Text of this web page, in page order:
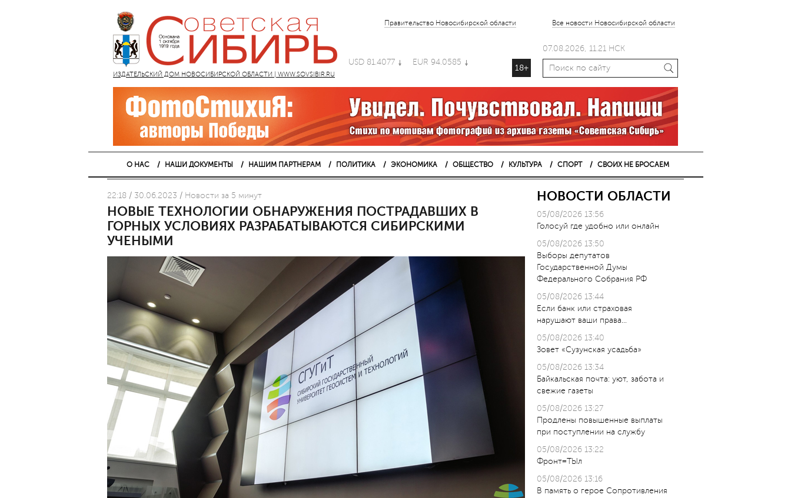
ИЗДАТЕЛЬСКИЙ ДОМ НОВОСИБИРСКОЙ ОБЛАСТИ | WWW.SOVSIBIR.RU
Правительство Новосибирской области Все новости Новосибирской области
USD 81.4077 EUR 94.0585
18+
07.08.2026, 11.21 НСК
О НАС НАШИ ДОКУМЕНТЫ НАШИМ ПАРТНЕРАМ ПОЛИТИКА ЭКОНОМИКА ОБЩЕСТВО КУЛЬТУРА СПОРТ СВОИХ НЕ БРОСАЕМ
22:18 / 30.06.2023 / Новости за 5 минут
НОВЫЕ ТЕХНОЛОГИИ ОБНАРУЖЕНИЯ ПОСТРАДАВШИХ В
ГОРНЫХ УСЛОВИЯХ РАЗРАБАТЫВАЮТСЯ СИБИРСКИМИ
УЧЕНЫМИ
НОВОСТИ ОБЛАСТИ
05/08/2026 13:56
Голосуй где удобно или онлайн
05/08/2026 13:50
Выборы депутатов
Государственной Думы
Федерального Собрания РФ
05/08/2026 13:44
Если банк или страховая
нарушают ваши права…
05/08/2026 13:40
Зовет «Сузунская усадьба»
05/08/2026 13:34
Байкальская почта: уют, забота и
свежие газеты
05/08/2026 13:27
Продлены повышенные выплаты
при поступлении на службу
05/08/2026 13:22
Фронт=ТЫл
05/08/2026 13:16
В память о герое Сопротивления